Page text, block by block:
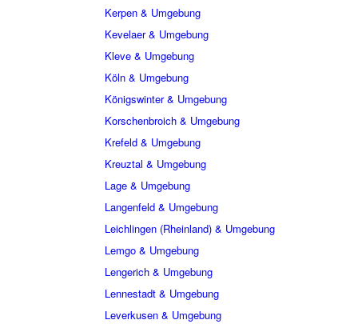
Kerpen & Umgebung
Kevelaer & Umgebung
Kleve & Umgebung
Köln & Umgebung
Königswinter & Umgebung
Korschenbroich & Umgebung
Krefeld & Umgebung
Kreuztal & Umgebung
Lage & Umgebung
Langenfeld & Umgebung
Leichlingen (Rheinland) & Umgebung
Lemgo & Umgebung
Lengerich & Umgebung
Lennestadt & Umgebung
Leverkusen & Umgebung